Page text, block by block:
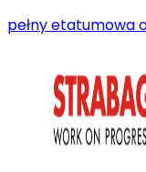
pełny etatumowa